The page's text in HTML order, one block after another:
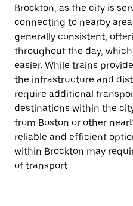
Brockton, as the city is
connecting to nearby
generally consistent,
throughout the day,
easier. While trains
the infrastructure and
require additional
destinations within the
from Boston or other
reliable and efficient
within Brockton may
of transport.